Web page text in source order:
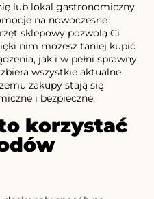
lub lokal gastronomiczny,
na nowoczesne
sklepowy pozwolą Ci
nim możesz taniej kupić
jak i w pełni sprawny
wszystkie aktualne
zakupy stają się
i bezpieczne.
korzystać